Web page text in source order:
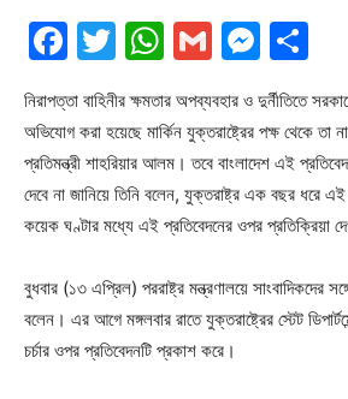
Facebook
Twitter
WhatsApp
Gmail
নিরাপত্তা বাহিনীর ক্ষমতার অপব্যবহার ও দুর্নীতিতে
অভিযোগ করা হয়েছে মার্কিন যুক্তরাষ্ট্রের পক্ষ থেকে তা
প্রতিমন্ত্রী শাহরিয়ার আলম। তবে বাংলাদেশ এই
দেবে না জানিয়ে তিনি বলেন, যুক্তরাষ্ট্র এক বছর ধরে এই
কয়েক ঘণ্টার মধ্যে এই প্রতিবেদনের ওপর প্রতিক্রিয়া
বুধবার (১৩ এপ্রিল) পররাষ্ট্র মন্ত্রণালয়ে সাংবাদিকদের
বলেন। এর আগে মঙ্গলবার রাতে যুক্তরাষ্ট্রের স্টেট
চর্চার ওপর প্রতিবেদনটি প্রকাশ করে।